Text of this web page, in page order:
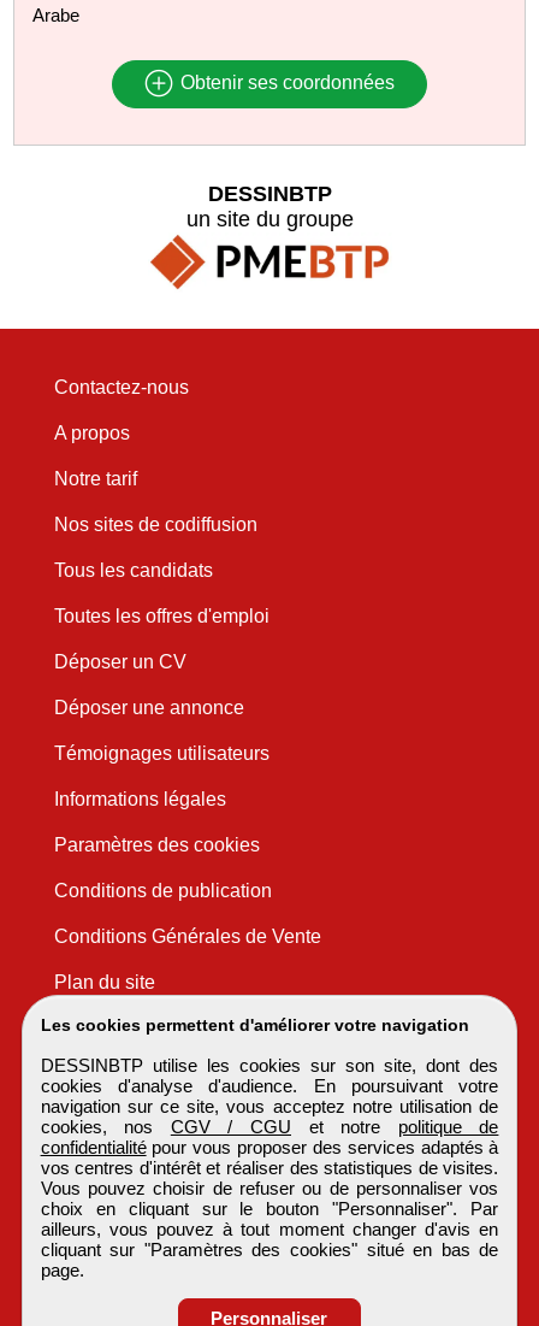
Arabe
Obtenir ses coordonnées
Les cookies permettent d'améliorer votre navigation
DESSINBTP utilise les cookies sur son site, dont des
cookies d'analyse d'audience. En poursuivant votre
navigation sur ce site, vous acceptez notre utilisation de
cookies, nos CGV / CGU et notre politique de
confidentialitépour vous proposer des services adaptés à
vos centres d'intérêt et réaliser des statistiques de visites.
Vous pouvez choisir de refuser ou de personnaliser vos
choix en cliquant sur le bouton "Personnaliser". Par
ailleurs, vous pouvez à tout moment changer d'avis en
cliquant sur "Paramètres des cookies" situé en bas de
page.
Personnaliser
DESSINBTP
un site du groupe
Contactez-nous
A propos
Notre tarif
Nos sites de codiffusion
Tous les candidats
Toutes les offres d'emploi
Déposer un CV
Déposer une annonce
Témoignages utilisateurs
Informations légales
Paramètres des cookies
Conditions de publication
Conditions Générales de Vente
Plan du site